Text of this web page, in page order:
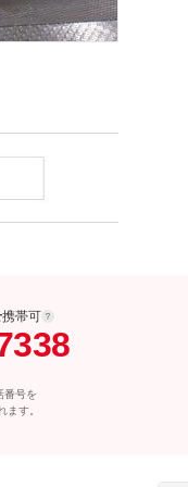
携帯可
番号を
ます。